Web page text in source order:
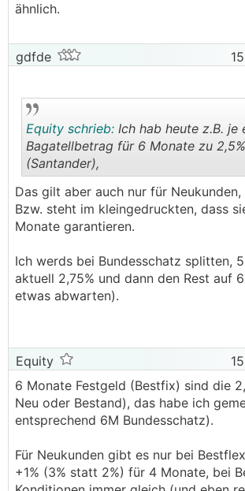
ähnlich.
gdfde
..
Equity schrieb: Ich hab heute z.B. je
Bagatellbetrag für 6 Monate zu
(Santander),
Das gilt aber auch nur für Neukunden,
Bzw. steht im kleingedruckten, dass
Monate garantieren.
Ich werds bei Bundesschatz splitten,
aktuell 2,75% und dann den Rest auf
etwas abwarten).
Equity
6 Monate Festgeld (Bestfix) sind die
Neu oder Bestand), das habe ich
entsprechend 6M Bundesschatz).
Für Neukunden gibt es nur bei
+1% (3% statt 2%) für 4 Monate, bei